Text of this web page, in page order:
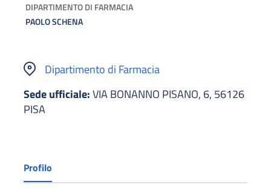
DIPARTIMENTO DI FARMACIA
PAOLO SCHENA
Dipartimento di Farmacia
Sede ufficiale:VIA BONANNO PISANO, 6, 56126
PISA
Profilo